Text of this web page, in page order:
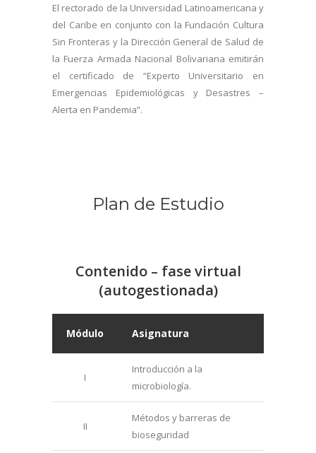
El rectorado de la Universidad Latinoamericana y
del Caribe en conjunto con la Fundación Cultura
Sin Fronteras y la Dirección General de Salud de
la Fuerza Armada Nacional Bolivariana emitirán
el certificado de “Experto Universitario en
Emergencias Epidemiológicas y Desastres –
Alerta en Pandemia”.
Plan de Estudio
Contenido – fase virtual
(autogestionada)
Módulo Asignatura
I
Introducción a la
microbiología.
II
Métodos y barreras de
bioseguridad